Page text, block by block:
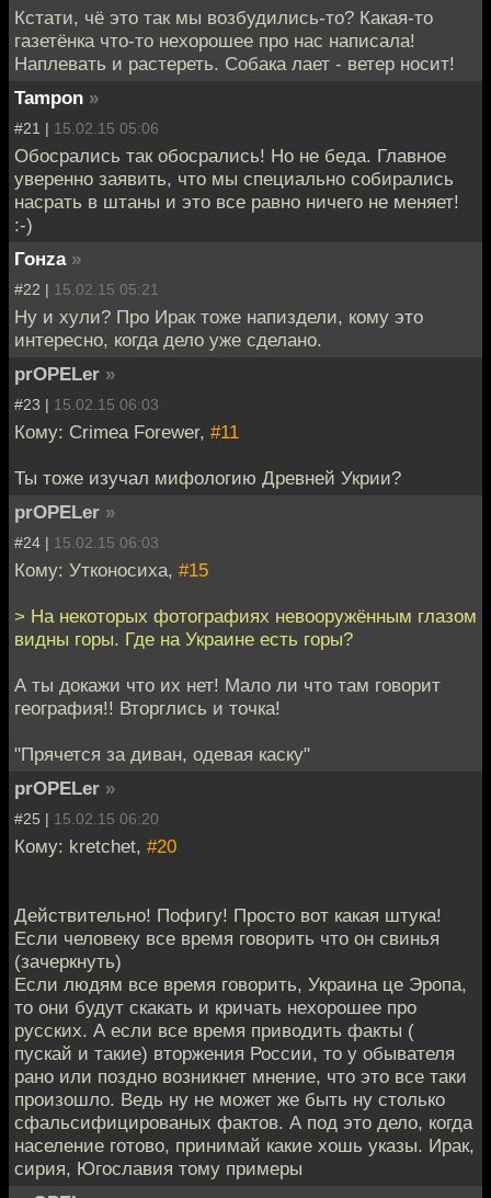
Кстати, чё это так мы возбудились-то? Какая-то
газетёнка что-то нехорошее про нас написала!
Наплевать и растереть. Собака лает - ветер носит!
Tampon »
#21 | 15.02.15 05:06
Обосрались так обосрались! Но не беда. Главное
уверенно заявить, что мы специально собирались
насрать в штаны и это все равно ничего не меняет!
:-)
Гонzа »
#22 | 15.02.15 05:21
Ну и хули? Про Ирак тоже напиздели, кому это
интересно, когда дело уже сделано.
prOPELer »
#23 | 15.02.15 06:03
Кому: Crimea Forewer, #11
Ты тоже изучал мифологию Древней Укрии?
prOPELer »
#24 | 15.02.15 06:03
Кому: Утконосиха, #15
> На некоторых фотографиях невооружённым глазом
видны горы. Где на Украине есть горы?
А ты докажи что их нет! Мало ли что там говорит
география!! Вторглись и точка!
"Прячется за диван, одевая каску"
prOPELer »
#25 | 15.02.15 06:20
Кому: kretchet, #20
Действительно! Пофигу! Просто вот какая штука!
Если человеку все время говорить что он свинья
(зачеркнуть)
Если людям все время говорить, Украина це Эропа,
то они будут скакать и кричать нехорошее про
русских. А если все время приводить факты (
пускай и такие) вторжения России, то у обывателя
рано или поздно возникнет мнение, что это все таки
произошло. Ведь ну не может же быть ну столько
сфальсифицированых фактов. А под это дело, когда
население готово, принимай какие хошь указы. Ирак,
сирия, Югославия тому примеры